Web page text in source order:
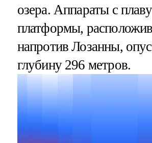
озера. Аппараты с
платформы,
напротив Лозанны,
глубину 296 метров.